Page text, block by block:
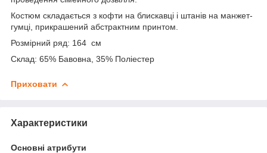
Костюм складається з кофти на блискавці і штанів на манжет-
гумці, прикрашений абстрактним принтом.
Розмірний ряд: 164 см
Склад: 65% Бавовна, 35% Поліестер
Приховати
Характеристики
Основні атрибути